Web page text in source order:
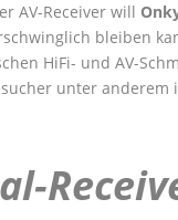
AV-Receiver will
bleiben
HiFi- und AV-
unter anderem